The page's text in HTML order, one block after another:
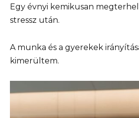
Egy évnyi kemikusan
stressz után.
A munka és a gyerekek
kimerültem.